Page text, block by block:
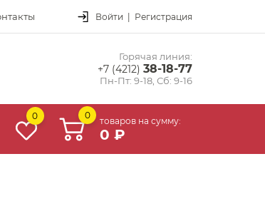
Войти | Регистрация
Горячая линия:
+7 (4212) 38-18-77
Пн-Пт: 9-18, Сб: 9-16
0 0
товаров на сумму:
0 ₽